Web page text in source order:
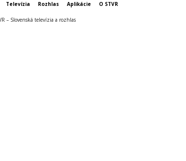
Televízia Rozhlas Aplikácie O STVR
– Slovenská televízia a rozhlas